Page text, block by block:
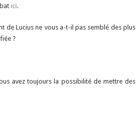
ici.
de Lucius ne vous a-t-il pas semblé des plus
?
avez toujours la possibilité de mettre des